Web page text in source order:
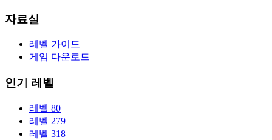
자료실
레벨 가이드
게임 다운로드
인기 레벨
레벨 80
레벨 279
레벨 318